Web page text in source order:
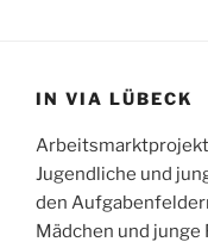
IN VIA LÜBECK
Jugendliche und
den
Mädchen und